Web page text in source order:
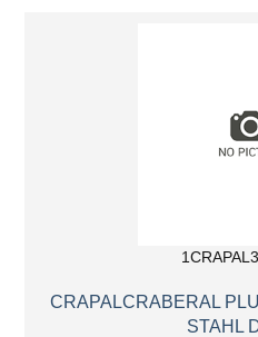
CRAPALCRABERAL
STAHL